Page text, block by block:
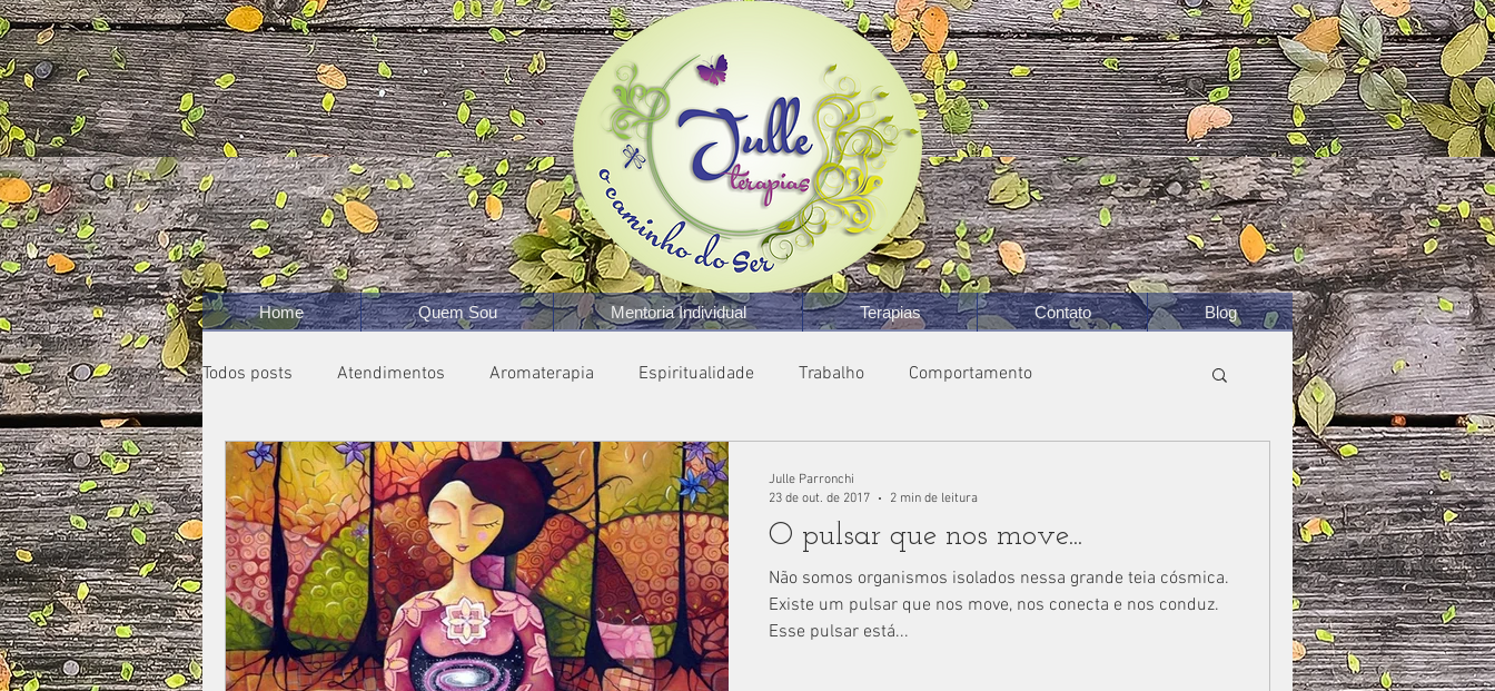
Todos posts Atendimentos Aromaterapia Espiritualidade Trabalho Comportamento
O pulsar que nos move...
Não somos organismos isolados nessa grande teia cósmica.
Existe um pulsar que nos move, nos conecta e nos conduz.
Esse pulsar está...
Julle Parronchi
23 de out. de 2017
2 min de leitura
Home Quem Sou Mentoria Individual Terapias Contato Blog